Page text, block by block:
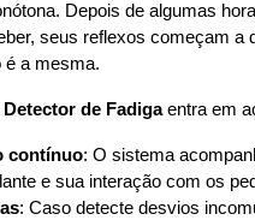
Depois de algumas
seus reflexos começam a
é a mesma.
Detector de Fadiga entra em
contínuo: O sistema
e sua interação com os
: Caso detecte desvios